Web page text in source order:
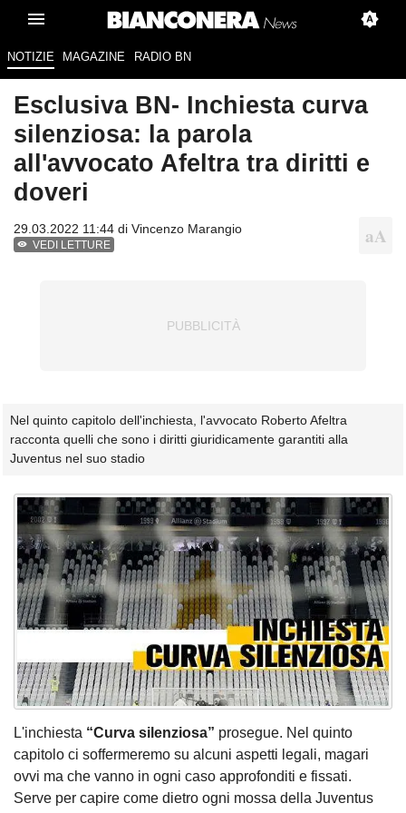
NOTIZIE MAGAZINE RADIO BN
Esclusiva BN- Inchiesta curva
silenziosa: la parola
all'avvocato Afeltra tra diritti e
doveri
29.03.2022 11:44 di Vincenzo Marangio
VEDI LETTURE
Nel quinto capitolo dell'inchiesta, l'avvocato Roberto Afeltra
racconta quelli che sono i diritti giuridicamente garantiti alla
Juventus nel suo stadio
L'inchiesta “Curva silenziosa” prosegue. Nel quinto
capitolo ci soffermeremo su alcuni aspetti legali, magari
ovvi ma che vanno in ogni caso approfonditi e fissati.
Serve per capire come dietro ogni mossa della Juventus